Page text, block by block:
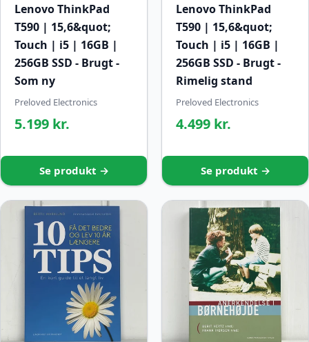
Lenovo ThinkPad
T590 | 15,6&quot;
Touch | i5 | 16GB |
256GB SSD - Brugt -
Som ny
Preloved Electronics
5.199 kr.
Se produkt →
Lenovo ThinkPad
T590 | 15,6&quot;
Touch | i5 | 16GB |
256GB SSD - Brugt -
Rimelig stand
Preloved Electronics
4.499 kr.
Se produkt →